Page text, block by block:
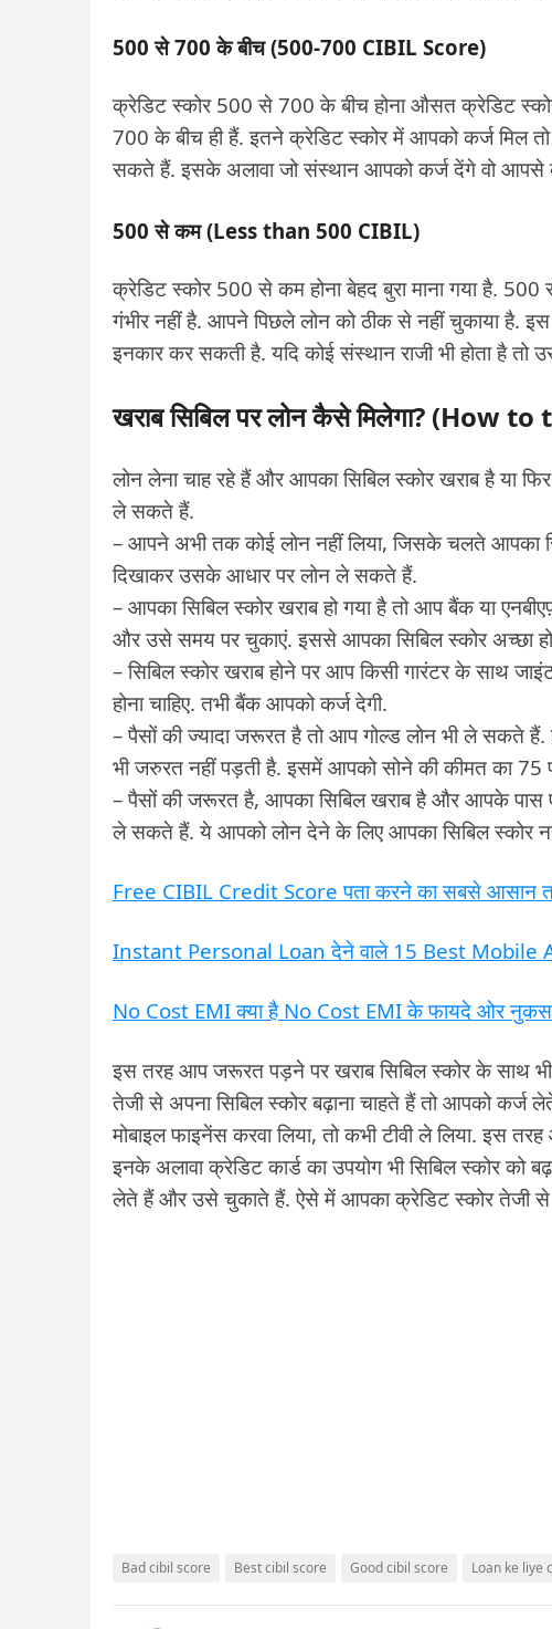
500 से 700 के बीच (500-700 CIBIL Score)
क्रेडिट स्कोर 500 से 700 के बीच होना औसत क्रेडिट
700 के बीच ही हैं. इतने क्रेडिट स्कोर में आपको कर्ज मिल
सकते हैं. इसके अलावा जो संस्थान आपको कर्ज देंगे वो आपसे
500 से कम (Less than 500 CIBIL)
क्रेडिट स्कोर 500 से कम होना बेहद बुरा माना गया है.
गंभीर नहीं है. आपने पिछले लोन को ठीक से नहीं चुकाया है.
इनकार कर सकती है. यदि कोई संस्थान राजी भी होता है तो
खराब सिबिल पर लोन कैसे मिलेगा?
लोन लेना चाह रहे हैं और आपका सिबिल स्कोर खराब है या
ले सकते हैं.
– आपने अभी तक कोई लोन नहीं लिया, जिसके चलते आपका
दिखाकर उसके आधार पर लोन ले सकते हैं.
– आपका सिबिल स्कोर खराब हो गया है तो आप बैंक या
और उसे समय पर चुकाएं. इससे आपका सिबिल स्कोर अच्छा
– सिबिल स्कोर खराब होने पर आप किसी गारंटर के साथ
होना चाहिए. तभी बैंक आपको कर्ज देगी.
– पैसों की ज्यादा जरूरत है तो आप गोल्ड लोन भी ले सकते हैं.
भी जरुरत नहीं पड़ती है. इसमें आपको सोने की कीमत का 75
– पैसों की जरूरत है, आपका सिबिल खराब है और आपके पास
ले सकते हैं. ये आपको लोन देने के लिए आपका सिबिल स्कोर
Free CIBIL Credit Score पता करने का सबसे आसान
Instant Personal Loan देने वाले 15 Best Mobile
No Cost EMI क्या है No Cost EMI के फायदे ओर
इस तरह आप जरूरत पड़ने पर खराब सिबिल स्कोर के
तेजी से अपना सिबिल स्कोर बढ़ाना चाहते हैं तो आपको
मोबाइल फाइनेंस करवा लिया, तो कभी टीवी ले लिया.
इनके अलावा क्रेडिट कार्ड का उपयोग भी सिबिल स्कोर को
लेते हैं और उसे चुकाते हैं. ऐसे में आपका क्रेडिट स्कोर तेजी से
Bad cibil score Best cibil score Good cibil score Loan ke liye